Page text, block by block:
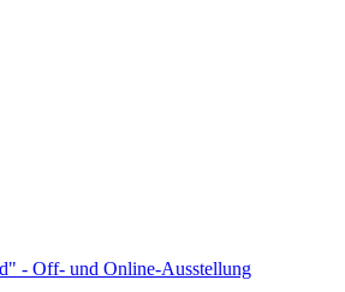
- Off- und Online-Ausstellung